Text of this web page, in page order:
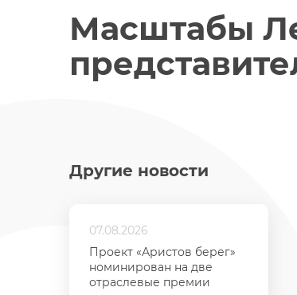
Масштабы
Другие новости
07.08.2026
Проект «Аристов берег»
номинирован на две
отраслевые премии